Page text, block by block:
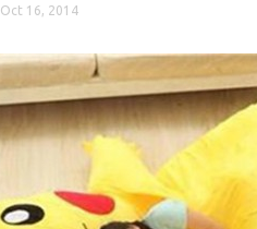
Oct 16, 2014